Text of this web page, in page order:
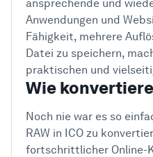
ansprechende und
Anwendungen und
Fähigkeit, mehrere
Datei zu speichern,
praktischen und
Wie konvertiere
Noch nie war es so
RAW in ICO zu
fortschrittlicher Online-